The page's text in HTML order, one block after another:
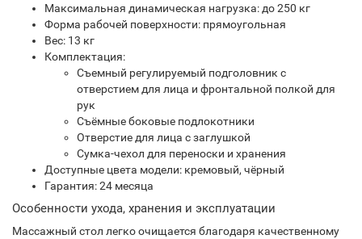
Максимальная динамическая нагрузка: до 250 кг
Форма рабочей поверхности: прямоугольная
Вес: 13 кг
Комплектация:
Съемный регулируемый подголовник с
отверстием для лица и фронтальной полкой для
рук
Съёмные боковые подлокотники
Отверстие для лица с заглушкой
Сумка-чехол для переноски и хранения
Доступные цвета модели: кремовый, чёрный
Гарантия: 24 месяца
Особенности ухода, хранения и эксплуатации
Массажный стол легко очищается благодаря качественному